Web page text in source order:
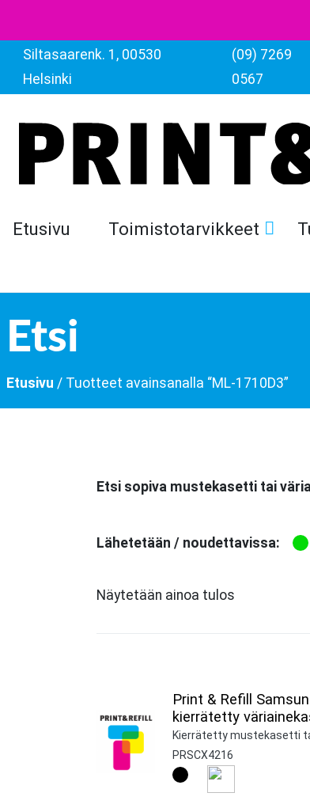
Siltasaarenk. 1, 00530
Helsinki
(09) 7269
0567
Etusivu Toimistotarvikkeet
Etsi
Etusivu / Tuotteet avainsanalla “ML-1710D3”
Etsi sopiva mustekasetti tai
Lähetetään / noudettavissa:
Näytetään ainoa tulos
Print & Refill
kierrätetty
Kierrätetty mustekasetti
PRSCX4216